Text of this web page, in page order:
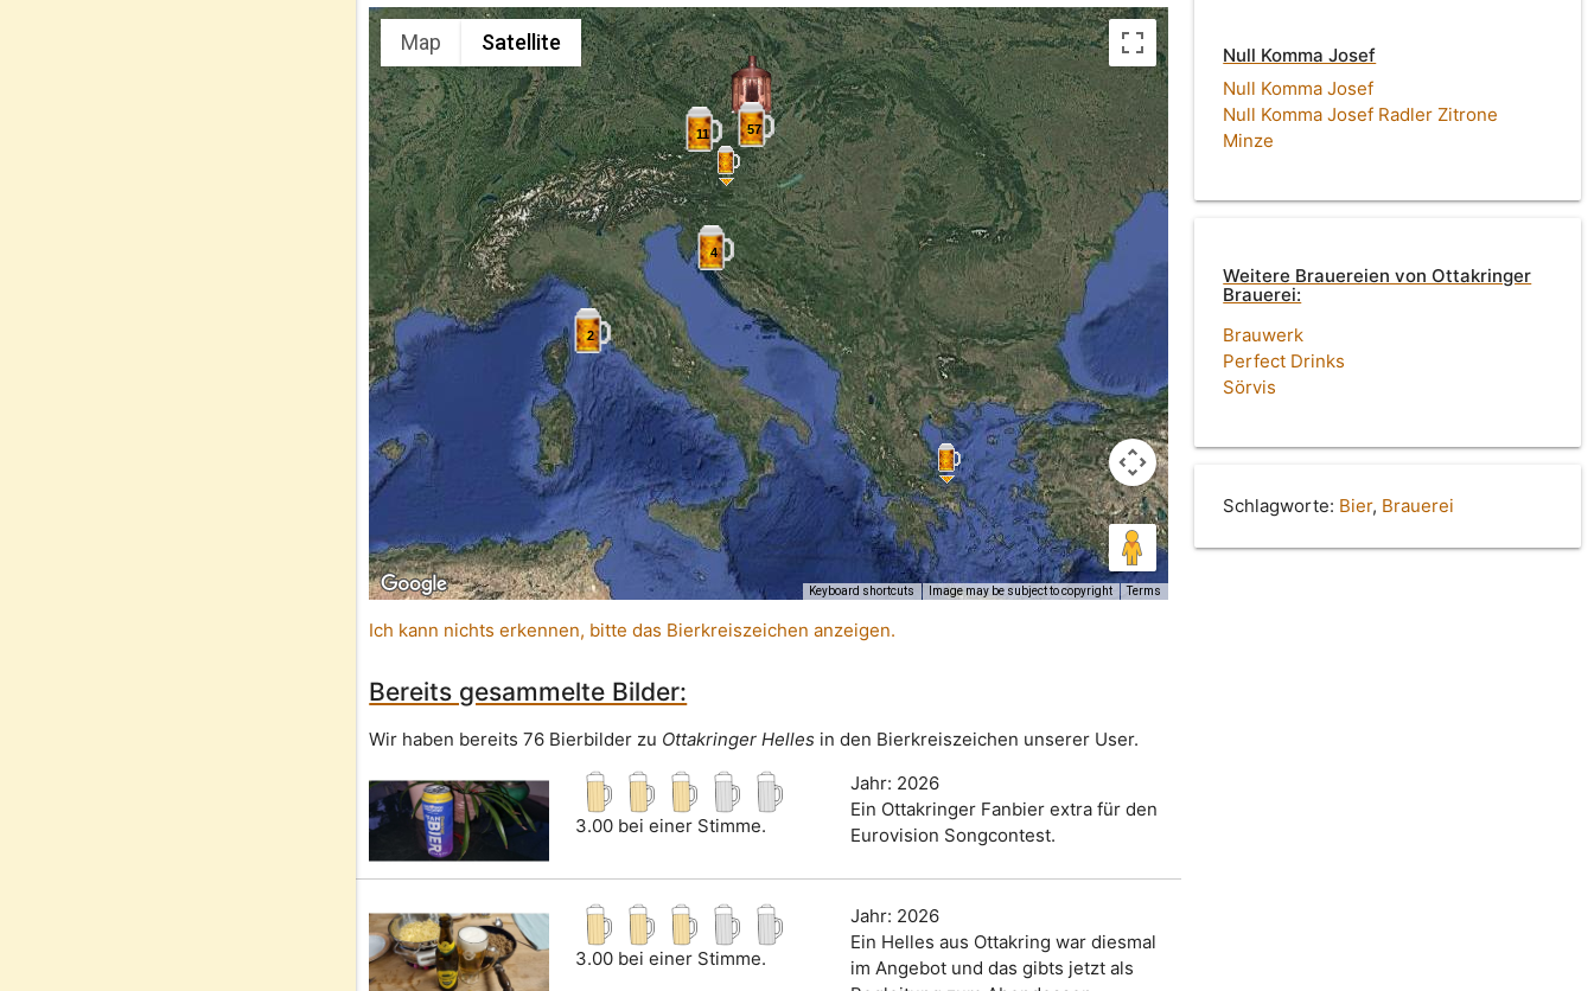
57
4
11
2
Map Satellite
Keyboard shortcuts Image may be subject to copyright Terms
Ich kann nichts erkennen, bitte das Bierkreiszeichen anzeigen.
Bereits gesammelte Bilder:
Wir haben bereits 76 Bierbilder zu Ottakringer Helles in den Bierkreiszeichen unserer User.
3.00 bei einer Stimme.
Jahr: 2026
Ein Ottakringer Fanbier extra für den
Eurovision Songcontest.
3.00 bei einer Stimme.
Jahr: 2026
Ein Helles aus Ottakring war diesmal
im Angebot und das gibts jetzt als
Null Komma Josef
Null Komma Josef
Null Komma Josef Radler Zitrone
Minze
Weitere Brauereien von Ottakringer
Brauerei:
Brauwerk
Perfect Drinks
Sörvis
Schlagworte: Bier, Brauerei